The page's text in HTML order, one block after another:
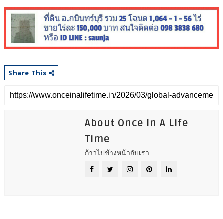
Share This
About Once In A Life
Time
ก้าวไปข้างหน้ากับเรา